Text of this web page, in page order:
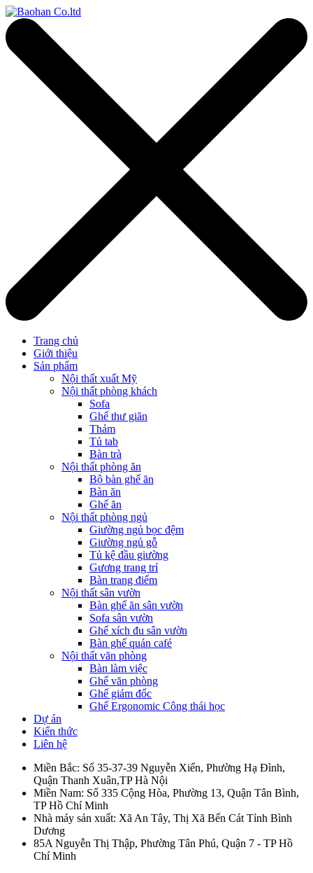
Trang chủ
Giới thiệu
Sản phẩm
Nội thất xuất Mỹ
Nội thất phòng khách
Sofa
Ghế thư giãn
Thảm
Tủ tab
Bàn trà
Nội thất phòng ăn
Bộ bàn ghế ăn
Bàn ăn
Ghế ăn
Nội thất phòng ngủ
Giường ngủ bọc đệm
Giường ngủ gỗ
Tủ kệ đầu giường
Gương trang trí
Bàn trang điểm
Nội thất sân vườn
Bàn ghế ăn sân vườn
Sofa sân vườn
Ghế xích đu sân vườn
Bàn ghế quán café
Nội thất văn phòng
Bàn làm việc
Ghế văn phòng
Ghế giám đốc
Ghế Ergonomic Công thái học
Dự án
Kiến thức
Liên hệ
Miền Bắc: Số 35-37-39 Nguyễn Xiển, Phường Hạ Đình,
Quận Thanh Xuân,TP Hà Nội
Miền Nam: Số 335 Cộng Hòa, Phường 13, Quận Tân Bình,
TP Hồ Chí Minh
Nhà máy sản xuất: Xã An Tây, Thị Xã Bến Cát Tỉnh Bình
Dương
85A Nguyễn Thị Thập, Phường Tân Phú, Quận 7 - TP Hồ
Chí Minh